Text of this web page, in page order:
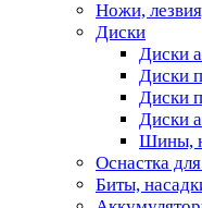
Ножи,
Диски
Диски
Диски
Диски
Диски
Шины,
Оснастка
Биты,